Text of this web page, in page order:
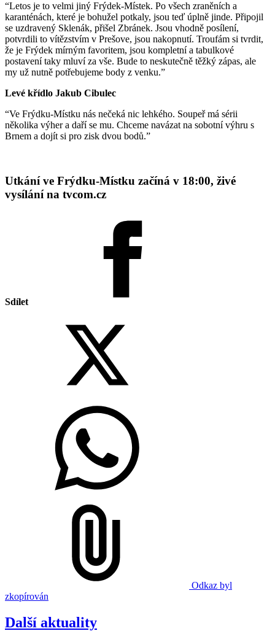
“Letos je to velmi jiný Frýdek-Místek. Po všech zraněních a
karanténách, které je bohužel potkaly, jsou teď úplně jinde. Připojil
se uzdravený Sklenák, přišel Zbránek. Jsou vhodně posílení,
potvrdili to vítězstvím v Prešove, jsou nakopnutí. Troufám si tvrdit,
že je Frýdek mírným favoritem, jsou kompletní a tabulkové
postavení taky mluví za vše. Bude to neskutečně těžký zápas, ale
my už nutně potřebujeme body z venku.”
Levé křídlo Jakub Cibulec
“Ve Frýdku-Místku nás nečeká nic lehkého. Soupeř má sérii
několika výher a daří se mu. Chceme navázat na sobotní výhru s
Brnem a dojít si pro zisk dvou bodů.”
Utkání ve Frýdku-Místku začíná v 18:00, živé
vysílání na tvcom.cz
Sdílet
Odkaz byl
zkopírován
Další aktuality